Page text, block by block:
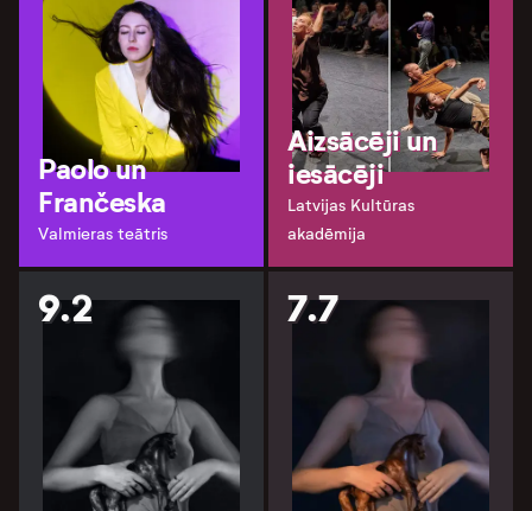
Paolo un
Frančeska
Valmieras teātris
Aizsācēji un
iesācēji
Latvijas Kultūras
akadēmija
9.2 7.7